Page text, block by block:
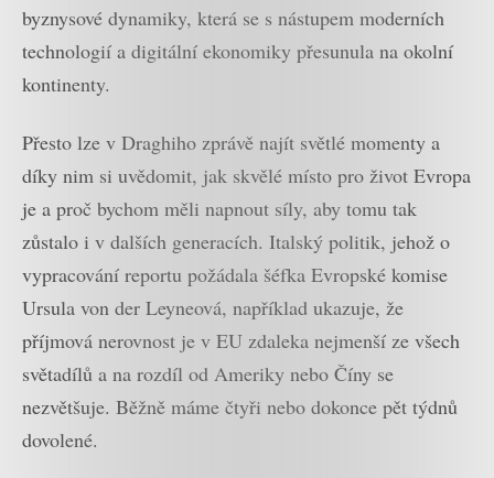
byznysové dynamiky, která se s nástupem moderních
technologií a digitální ekonomiky přesunula na okolní
kontinenty.
Přesto lze v Draghiho zprávě najít světlé momenty a
díky nim si uvědomit, jak skvělé místo pro život Evropa
je a proč bychom měli napnout síly, aby tomu tak
zůstalo i v dalších generacích. Italský politik, jehož o
vypracování reportu požádala šéfka Evropské komise
Ursula von der Leyneová, například ukazuje, že
příjmová nerovnost je v EU zdaleka nejmenší ze všech
světadílů a na rozdíl od Ameriky nebo Číny se
nezvětšuje. Běžně máme čtyři nebo dokonce pět týdnů
dovolené.